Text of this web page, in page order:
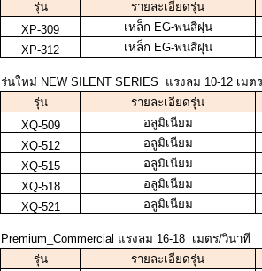
รุ่น รายละเอียดรุ่น
XP-309
เหล็ก EG-พ่นสีฝฺน
XP-312
เหล็ก EG-พ่นสีฝุน
ร่นใหม่ NEW SILENT SERIES แรงลม 10-12 เมต
รุ่น
รายละเอียดรุ่น
XQ-509
อลูมิเนียม
XQ-512
อลูมิเนียม
XQ-515
อลูมิเนียม
XQ-518
อลูมิเนียม
XQ-521
อลูมิเนียม
Premium_Commercial แรงลม 16-18 เมตร/วินาที
รุ่น
รายละเอียดรุ่น